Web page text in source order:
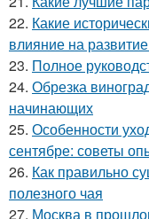
22. Какие
влияние на
23. Полное
24. Обрезка
начинающих
25. Особенности
сентябре: советы
26. Как правильно
полезного чая
27. Москва в